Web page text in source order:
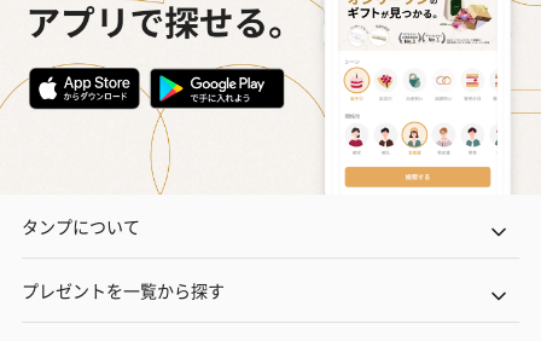
キャンドル・お香
キャンドル・お香を同梱してお届けいたします。
フラッグカプセル：イ
フラッグカプセル：イ
ショートイン
タンプについて
プレゼントを一覧から探す